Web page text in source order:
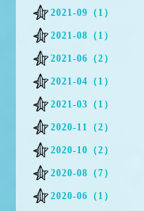
2021-09（1）
2021-08（1）
2021-06（2）
2021-04（1）
2021-03（1）
2020-11（2）
2020-10（2）
2020-08（7）
2020-06（1）